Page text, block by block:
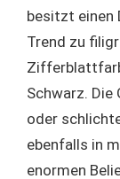
besitzt einen
Trend zu
Schwarz. Die
oder
ebenfalls in
enormen